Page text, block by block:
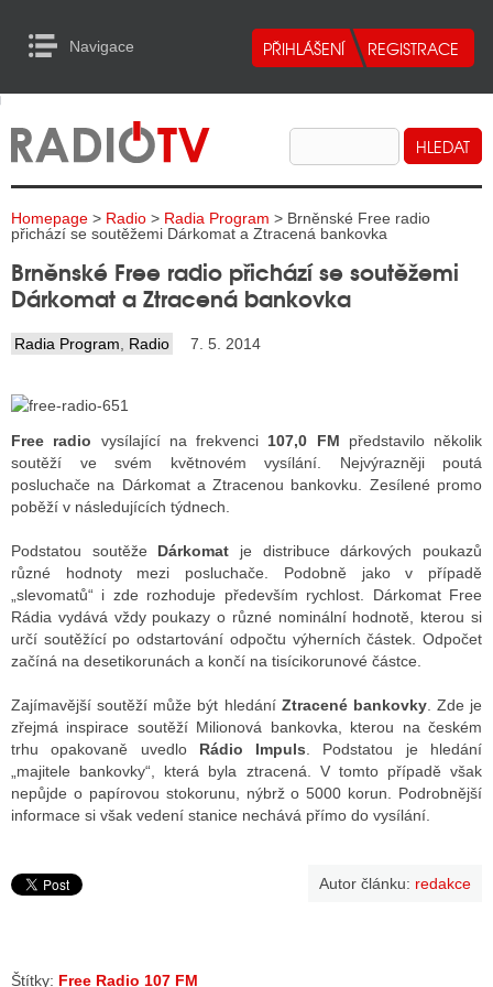
Navigace
RADIA
TELEVIZE
INTERNET
TISK
RADIA
RÁDIÍ
RÁDIÍ
VYSÍLAČE
TELEVIZE
VYSÍLAČE
INTERNET
RÁDIA
STRÁNKY RÁDIÍ
to Content
Homepage > Radio > Radia Program > Brněnské Free radio
přichází se soutěžemi Dárkomat a Ztracená bankovka
Brněnské Free radio přichází se soutěžemi
Dárkomat a Ztracená bankovka
Radia Program Radio 7. 5. 2014
Free radio vysílající na frekvenci 107,0 FM představilo několik
soutěží ve svém květnovém vysílání. Nejvýrazněji poutá
posluchače na Dárkomat a Ztracenou bankovku. Zesílené promo
poběží v následujících týdnech.
Podstatou soutěže Dárkomat je distribuce dárkových poukazů
různé hodnoty mezi posluchače. Podobně jako v případě
„slevomatů“ i zde rozhoduje především rychlost. Dárkomat Free
Rádia vydává vždy poukazy o různé nominální hodnotě, kterou si
určí soutěžící po odstartování odpočtu výherních částek. Odpočet
začíná na desetikorunách a končí na tisícikorunové částce.
Zajímavější soutěží může být hledání Ztracené bankovky. Zde je
zřejmá inspirace soutěží Milionová bankovka, kterou na českém
trhu opakovaně uvedlo Rádio Impuls . Podstatou je hledání
„majitele bankovky“, která byla ztracená. V tomto případě však
nepůjde o papírovou stokorunu, nýbrž o 5000 korun. Podrobnější
informace si však vedení stanice nechává přímo do vysílání.
Autor článku: redakce
Štítky: Free Radio 107 FM